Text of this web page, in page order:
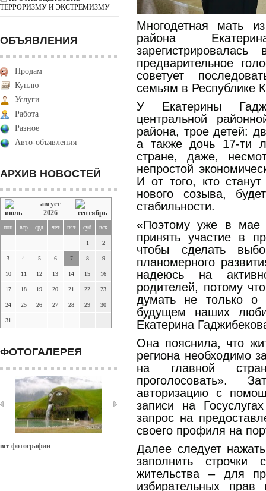
ТЕРРОРИЗМУ И ЭКСТРЕМИЗМУ
ОБЪЯВЛЕНИЯ
Продам
Куплю
Услуги
Работа
Разное
Авто-объявления
АРХИВ НОВОСТЕЙ
август
2026
пон втр срд чет пят суб вск
1 2
3 4 5 6 7 8 9
10 11 12 13 14 15 16
17 18 19 20 21 22 23
24 25 26 27 28 29 30
31
ФОТОГАЛЕРЕЯ
все фотографии
Многодетная мать
района
предварительное
советует
семьям в Республике
У Екатерины
центральной
района, трое детей:
а также дочь 17-ти
стране, даже,
непростой
И от того, кто
нового созыва,
стабильности.
«Поэтому уже в мае
принять участие в
чтобы сделать
планомерного
надеюсь на
родителей, потому
думать не только
будущем наших
Екатерина
Она пояснила, что
региона необходимо
на главной
проголосовать».
авторизацию с
записи на
запрос на
своего профиля на
Далее следует
заполнить строчки
жительства – для
избирательных